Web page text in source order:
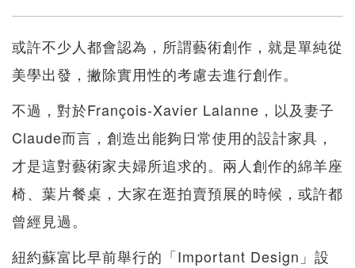
或許不少人都會認為，所謂藝術創作，就是單純從
美學出發，撇除實用性的考慮去進行創作。
不過，對於François-Xavier Lalanne，以及妻子
Claude而言，創造出能夠日常使用的設計家具，
才是這對藝術家夫婦所追求的。兩人創作的綿羊座
椅、葉片餐桌，大家在逛拍賣預展的時候，或許都
曾經見過。
紐約蘇富比早前舉行的「Important Design」設